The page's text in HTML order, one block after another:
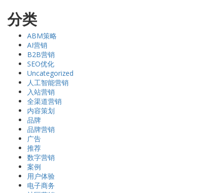
分类
ABM策略
AI营销
B2B营销
SEO优化
Uncategorized
人工智能营销
入站营销
全渠道营销
内容策划
品牌
品牌营销
广告
推荐
数字营销
案例
用户体验
电子商务